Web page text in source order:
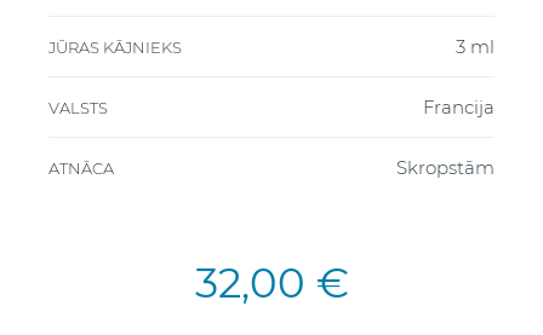
JŪRAS KĀJNIEKS 3 ml
VALSTS Francija
ATNĀCA Skropstām
32,00 €